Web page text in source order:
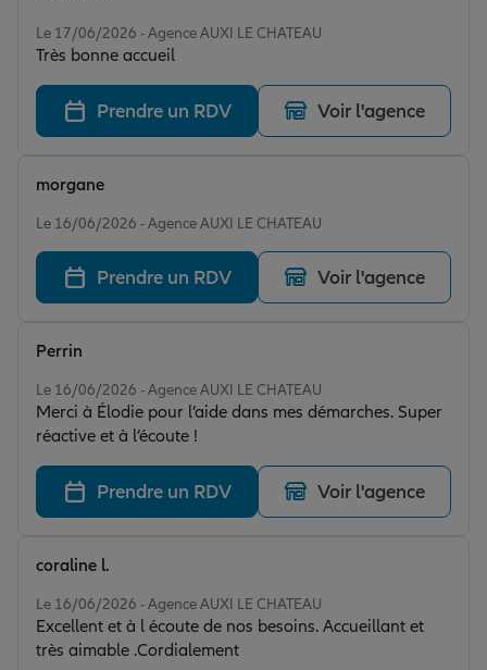
Le 17/06/2026 - Agence AUXI LE CHATEAU
Très bonne accueil
Prendre un RDV Voir l'agence
Le 16/06/2026 - Agence AUXI LE CHATEAU
morgane
Prendre un RDV Voir l'agence
Le 16/06/2026 - Agence AUXI LE CHATEAU
Merci à Élodie pour l’aide dans mes démarches. Super
réactive et à l’écoute !
Perrin
Prendre un RDV Voir l'agence
Le 16/06/2026 - Agence AUXI LE CHATEAU
Excellent et à l écoute de nos besoins. Accueillant et
très aimable .Cordialement
coraline l.